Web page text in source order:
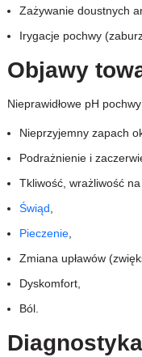
Zażywanie doustnych
Irygacje pochwy
Objawy
Nieprawidłowe pH
Nieprzyjemny zapach
Podrażnienie i
Tkliwość, wrażliwość na
Świąd
Pieczenie
Zmiana upławów
Dyskomfort,
Ból.
Diagnostyka